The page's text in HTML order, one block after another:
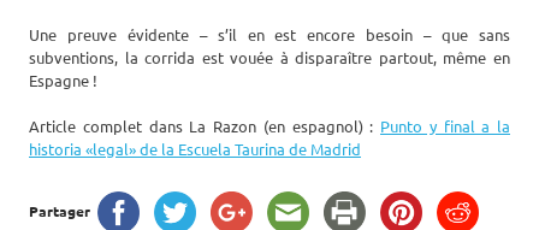
Une preuve évidente – s’il en est encore besoin – que sans
subventions, la corrida est vouée à disparaître partout, même en
Espagne !
Article complet dans La Razon (en espagnol) : Punto y final a la
historia «legal» de la Escuela Taurina de Madrid
Partager